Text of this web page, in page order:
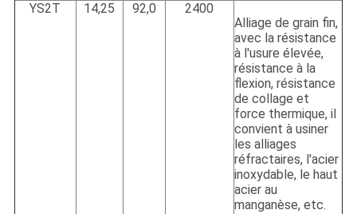
YS2T
14,25 92,0
2400
Alliage de grain fin,
avec la résistance
à l'usure élevée,
résistance à la
flexion, résistance
de collage et
force thermique, il
convient à usiner
les alliages
réfractaires, l'acier
inoxydable, le haut
acier au
manganèse, etc.